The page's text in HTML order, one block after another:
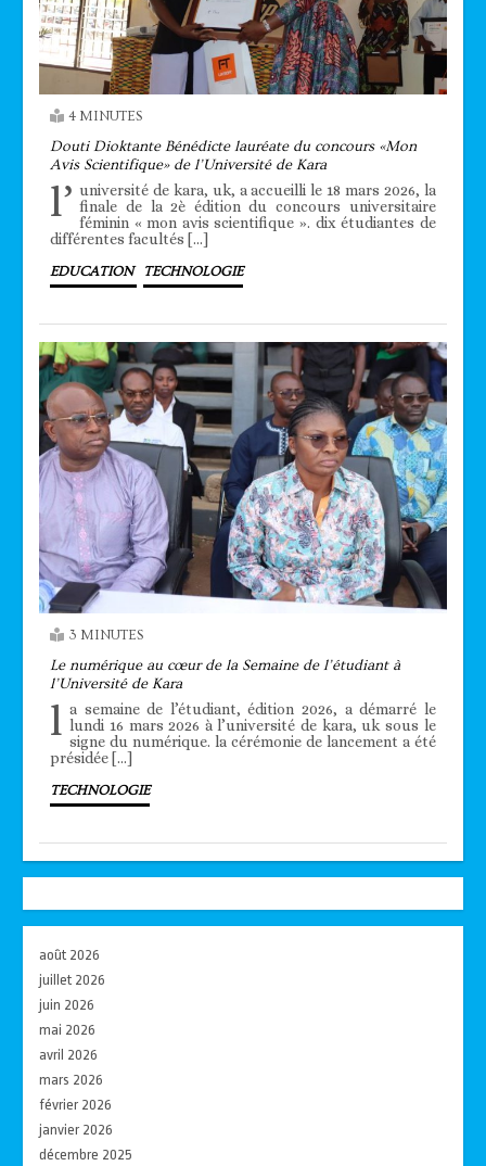
4 MINUTES
Douti Dioktante Bénédicte lauréate du concours «Mon
Avis Scientifique» de l’Université de Kara
l’ université de kara, uk, a accueilli le 18 mars 2026, la
finale de la 2è édition du concours universitaire
féminin « mon avis scientifique ». dix étudiantes de
différentes facultés […]
EDUCATION TECHNOLOGIE
3 MINUTES
Le numérique au cœur de la Semaine de l’étudiant à
l’Université de Kara
l a semaine de l’étudiant, édition 2026, a démarré le
lundi 16 mars 2026 à l’université de kara, uk sous le
signe du numérique. la cérémonie de lancement a été
présidée […]
TECHNOLOGIE
août 2026
juillet 2026
juin 2026
mai 2026
avril 2026
mars 2026
février 2026
janvier 2026
décembre 2025